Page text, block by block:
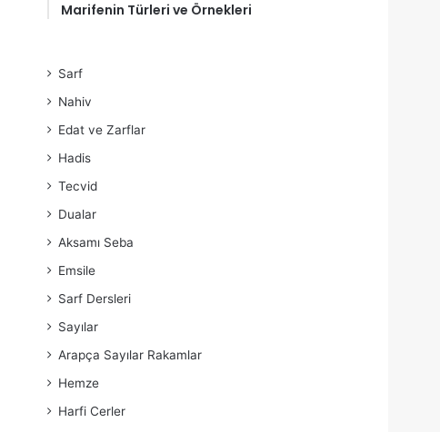
Marifenin Türleri ve Örnekleri
Sarf
Nahiv
Edat ve Zarflar
Hadis
Tecvid
Dualar
Aksamı Seba
Emsile
Sarf Dersleri
Sayılar
Arapça Sayılar Rakamlar
Hemze
Harfi Cerler